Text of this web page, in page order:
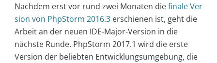
Nachdem erst vor rund zwei Monaten diefinale Ver
sion von PhpStorm 2016.3 erschienen ist, geht die
Arbeit an der neuen IDE-Major-Version in die
nächste Runde. PhpStorm 2017.1 wird die erste
Version der beliebten Entwicklungsumgebung, die